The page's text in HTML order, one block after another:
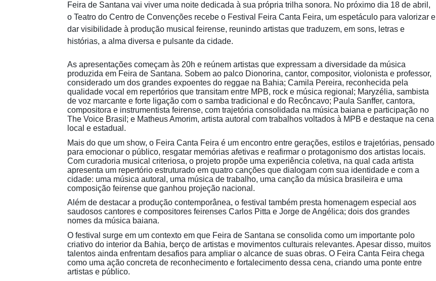
Feira de Santana vai viver uma noite dedicada à sua própria trilha sonora. No próximo dia 18 de abril,
o Teatro do Centro de Convenções recebe o Festival Feira Canta Feira, um espetáculo para valorizar e
dar visibilidade à produção musical feirense, reunindo artistas que traduzem, em sons, letras e
histórias, a alma diversa e pulsante da cidade.
As apresentações começam às 20h e reúnem artistas que expressam a diversidade da música
produzida em Feira de Santana. Sobem ao palco Dionorina, cantor, compositor, violonista e professor,
considerado um dos grandes expoentes do reggae na Bahia; Camila Pereira, reconhecida pela
qualidade vocal em repertórios que transitam entre MPB, rock e música regional; Maryzélia, sambista
de voz marcante e forte ligação com o samba tradicional e do Recôncavo; Paula Sanffer, cantora,
compositora e instrumentista feirense, com trajetória consolidada na música baiana e participação no
The Voice Brasil; e Matheus Amorim, artista autoral com trabalhos voltados à MPB e destaque na cena
local e estadual.
Mais do que um show, o Feira Canta Feira é um encontro entre gerações, estilos e trajetórias, pensado
para emocionar o público, resgatar memórias afetivas e reafirmar o protagonismo dos artistas locais.
Com curadoria musical criteriosa, o projeto propõe uma experiência coletiva, na qual cada artista
apresenta um repertório estruturado em quatro canções que dialogam com sua identidade e com a
cidade: uma música autoral, uma música de trabalho, uma canção da música brasileira e uma
composição feirense que ganhou projeção nacional.
Além de destacar a produção contemporânea, o festival também presta homenagem especial aos
saudosos cantores e compositores feirenses Carlos Pitta e Jorge de Angélica; dois dos grandes
nomes da música baiana.
O festival surge em um contexto em que Feira de Santana se consolida como um importante polo
criativo do interior da Bahia, berço de artistas e movimentos culturais relevantes. Apesar disso, muitos
talentos ainda enfrentam desafios para ampliar o alcance de suas obras. O Feira Canta Feira chega
como uma ação concreta de reconhecimento e fortalecimento dessa cena, criando uma ponte entre
artistas e público.